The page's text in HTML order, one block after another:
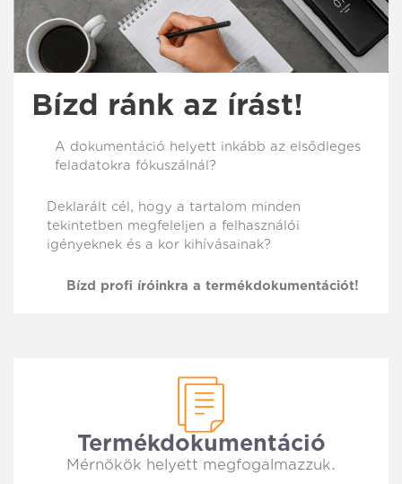
Bízd ránk az írást!
A dokumentáció helyett inkább az elsődleges
feladatokra fókuszálnál?
Deklarált cél, hogy a tartalom minden
tekintetben megfeleljen a felhasználói
igényeknek és a kor kihívásainak?
Bízd profi íróinkra a termékdokumentációt!
Termékdokumentáció
Mérnökök helyett megfogalmazzuk.